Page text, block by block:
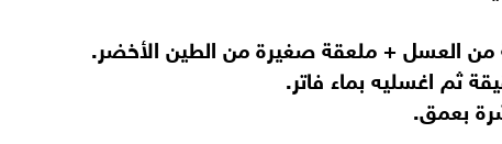
العسل + ملعقة صغيرة من الطين الأخضر.
بعمق.